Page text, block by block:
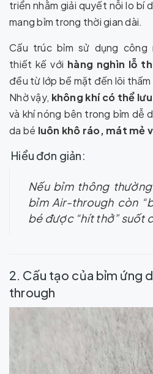
triển nhằm giải quyết nỗi lo bí
mang bỉm trong thời gian dài.
Cấu trúc bỉm sử dụng công
thiết kế với hàng nghìn lỗ
đều từ lớp bề mặt đến lõi thấm
Nhờ vậy, không khí có thể
và khí nóng bên trong bỉm dễ
da bé luôn khô ráo, mát mẻ
Hiểu đơn giản:
Nếu bỉm thông
bỉm Air-through còn
bé được “hít thở” suốt
2. Cấu tạo của bỉm ứng
through